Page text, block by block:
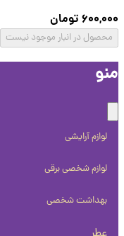
تومان
در انبار موجود نیست
لوازم آرایشی
لوازم شخصی برقی
بهداشت شخصی